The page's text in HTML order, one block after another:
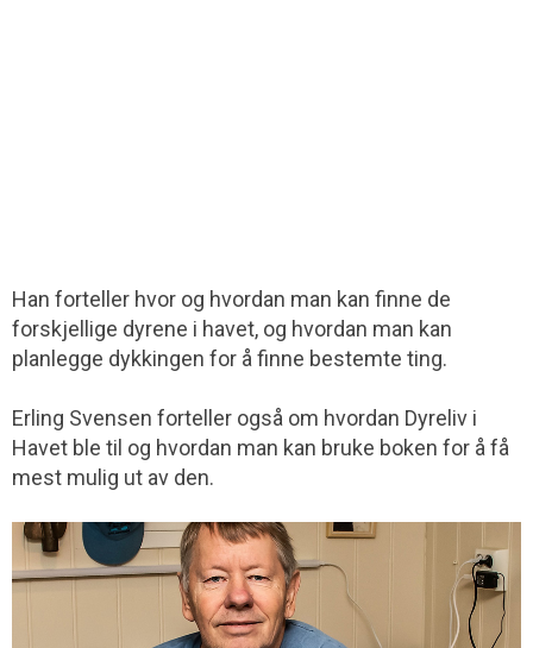
Han forteller hvor og hvordan man kan finne de
forskjellige dyrene i havet, og hvordan man kan
planlegge dykkingen for å finne bestemte ting.
Erling Svensen forteller også om hvordan Dyreliv i
Havet ble til og hvordan man kan bruke boken for å få
mest mulig ut av den.